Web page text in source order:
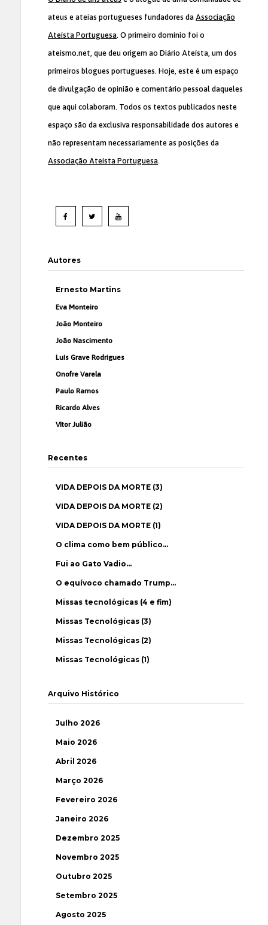
ateus e ateias portugueses fundadores da Associação
Ateísta Portuguesa. O primeiro domínio foi o
ateismo.net, que deu origem ao Diário Ateísta, um dos
primeiros blogues portugueses. Hoje, este é um espaço
de divulgação de opinião e comentário pessoal daqueles
que aqui colaboram. Todos os textos publicados neste
espaço são da exclusiva responsabilidade dos autores e
não representam necessariamente as posições da
Associação Ateísta Portuguesa.
Autores
Ernesto Martins
Eva Monteiro
João Monteiro
João Nascimento
Luís Grave Rodrigues
Onofre Varela
Paulo Ramos
Ricardo Alves
Vítor Julião
Recentes
VIDA DEPOIS DA MORTE (3)
VIDA DEPOIS DA MORTE (2)
VIDA DEPOIS DA MORTE (1)
O clima como bem público…
Fui ao Gato Vadio…
O equívoco chamado Trump…
Missas tecnológicas (4 e fim)
Missas Tecnológicas (3)
Missas Tecnológicas (2)
Missas Tecnológicas (1)
Arquivo Histórico
Julho 2026
Maio 2026
Abril 2026
Março 2026
Fevereiro 2026
Janeiro 2026
Dezembro 2025
Novembro 2025
Outubro 2025
Setembro 2025
Agosto 2025